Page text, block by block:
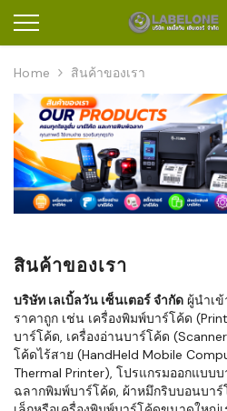
Home สินค้าของเรา
สินค้าของเรา
บริษัท เลเบิ้ลวัน เซ็นเตอร์ จำกัด ผู้นำเ
ราคาถูก เช่น เครื่องพิมพ์บาร์โค้ด
บาร์โค้ด, เครื่องอ่านบาร์โค้ด
โค้ดไร้สาย (HandHeld Mobile
Thermal Printer), โปรแกรมออกแบบ
ฉลากพิมพ์บาร์โค้ด, ผ้าหมึกริบบอนบา